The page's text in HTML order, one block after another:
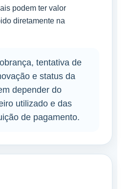
podem ter valor
diretamente na
tentativa de
e status da
depender do
utilizado e das
de pagamento.